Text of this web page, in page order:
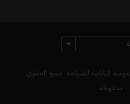
اليابانية للسياحة. جميع الحقوق
محفوظة.